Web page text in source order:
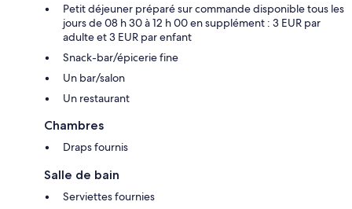
Petit déjeuner préparé sur commande disponible tous les
jours de 08 h 30 à 12 h 00 en supplément : 3 EUR par
adulte et 3 EUR par enfant
Snack-bar/épicerie fine
Un bar/salon
Un restaurant
Chambres
Draps fournis
Salle de bain
Serviettes fournies